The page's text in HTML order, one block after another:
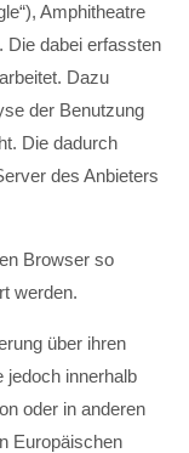
Amphitheatre
Die dabei erfassten
Dazu
der Benutzung
Die dadurch
des Anbieters
Browser so
werden.
über ihren
jedoch innerhalb
oder in anderen
Europäischen